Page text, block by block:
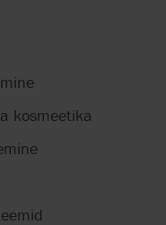
kosmeetika